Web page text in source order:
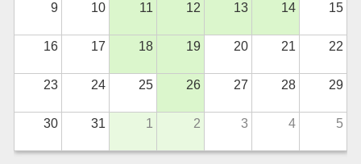
9 10 11 12 13 14 15
16 17 18 19 20 21 22
23 24 25 26 27 28 29
30 31 1 2 3 4 5